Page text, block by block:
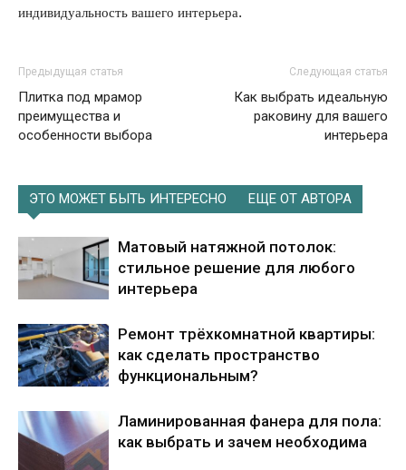
индивидуальность вашего интерьера.
Предыдущая статья
Плитка под мрамор
преимущества и
особенности выбора
Следующая статья
Как выбрать идеальную
раковину для вашего
интерьера
ЭТО МОЖЕТ БЫТЬ ИНТЕРЕСНО ЕЩЕ ОТ АВТОРА
Матовый натяжной потолок:
стильное решение для любого
интерьера
Ремонт трёхкомнатной квартиры:
как сделать пространство
функциональным?
Ламинированная фанера для пола:
как выбрать и зачем необходима